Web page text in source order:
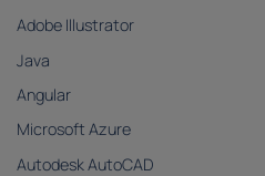
Adobe Illustrator
Java
Angular
Microsoft Azure
Autodesk AutoCAD